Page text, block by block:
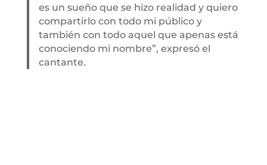
es un sueño que se hizo realidad y quiero
compartirlo con todo mi público y
también con todo aquel que apenas está
conociendo mi nombre”, expresó el
cantante.